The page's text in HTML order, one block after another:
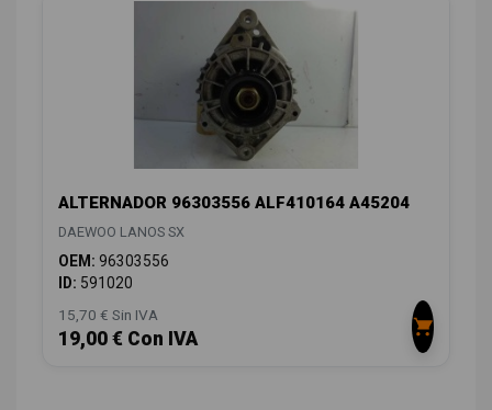
ALTERNADOR 96303556 ALF410164 A45204
DAEWOO LANOS SX
OEM: 96303556
ID: 591020
15,70 € Sin IVA
19,00 € Con IVA